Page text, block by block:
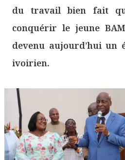
du travail bien fait
conquérir le jeune
devenu aujourd’hui un
ivoirien.